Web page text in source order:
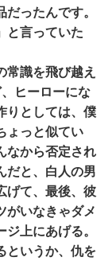
ったんです。
と言っていた
常識を飛び越え
ヒーローにな
りとしては、僕
ょっと似てい
なから否定され
だと、白人の男
げて、最後、彼
がいなきゃダメ
上にあげる。
というか、仇を